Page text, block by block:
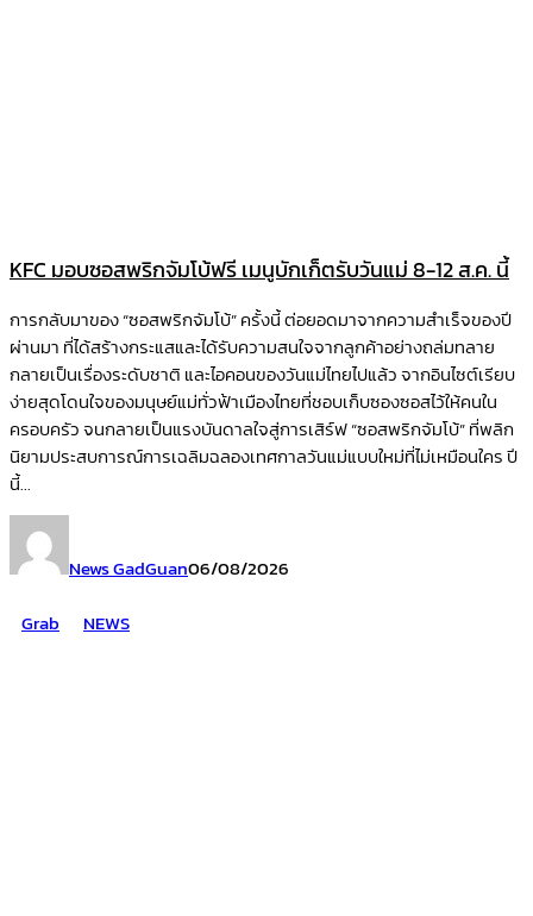
KFC มอบซอสพริกจัมโบ้ฟรี เมนูบักเก็ตรับวันแม่ 8-12 ส.ค. นี้
การกลับมาของ “ซอสพริกจัมโบ้” ครั้งนี้ ต่อยอดมาจากความสำเร็จของปี
ผ่านมา ที่ได้สร้างกระแสและได้รับความสนใจจากลูกค้าอย่างถล่มทลาย
กลายเป็นเรื่องระดับชาติ และไอคอนของวันแม่ไทยไปแล้ว จากอินไซต์เรียบ
ง่ายสุดโดนใจของมนุษย์แม่ทั่วฟ้าเมืองไทยที่ชอบเก็บซองซอสไว้ให้คนใน
ครอบครัว จนกลายเป็นแรงบันดาลใจสู่การเสิร์ฟ “ซอสพริกจัมโบ้” ที่พลิก
นิยามประสบการณ์การเฉลิมฉลองเทศกาลวันแม่แบบใหม่ที่ไม่เหมือนใคร ปี
นี้...
News GadGuan06/08/2026
Grab
NEWS